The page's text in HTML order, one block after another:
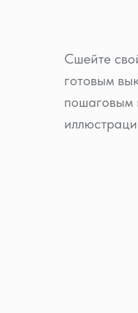
Сшейте
готовым
пошаговым